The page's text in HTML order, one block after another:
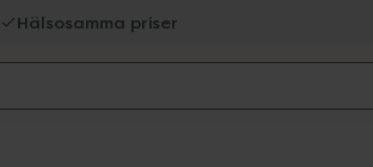
Hälsosamma priser